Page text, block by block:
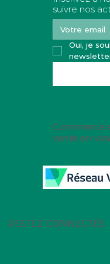
suivre nos
Oui, je
RESTEZ CONNECTÉS
Commerce
vente en